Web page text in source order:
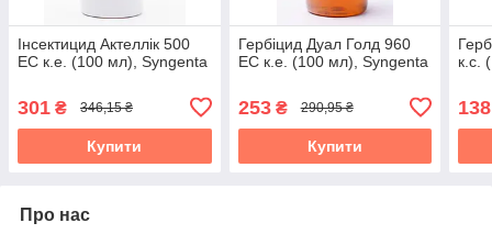
Інсектицид Актеллік 500
ЕС к.е. (100 мл), Syngenta
301 ₴ 346,15 ₴
Купити
Гербіцид Дуал Голд 960
ЕС к.е. (100 мл), Syngenta
253₴ 290,95 ₴
Купити
к.с.
138
Про нас